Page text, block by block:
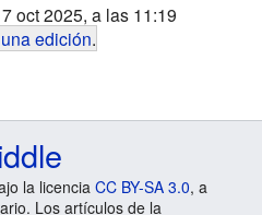
oct 2025, a las 11:19
edición.
la licencia CC BY-SA 3.0, a
Los artículos de la